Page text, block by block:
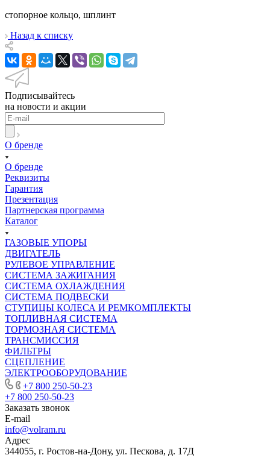
стопорное кольцо, шплинт
Назад к списку
Подписывайтесь
на новости и акции
О бренде
О бренде
Реквизиты
Гарантия
Презентация
Партнерская программа
Каталог
ГАЗОВЫЕ УПОРЫ
ДВИГАТЕЛЬ
РУЛЕВОЕ УПРАВЛЕНИЕ
СИСТЕМА ЗАЖИГАНИЯ
СИСТЕМА ОХЛАЖДЕНИЯ
СИСТЕМА ПОДВЕСКИ
СТУПИЦЫ КОЛЕСА И РЕМКОМПЛЕКТЫ
ТОПЛИВНАЯ СИСТЕМА
ТОРМОЗНАЯ СИСТЕМА
ТРАНСМИССИЯ
ФИЛЬТРЫ
СЦЕПЛЕНИЕ
ЭЛЕКТРООБОРУДОВАНИЕ
+7 800 250-50-23
+7 800 250-50-23
Заказать звонок
E-mail
info@volram.ru
Адрес
344055, г. Ростов-на-Дону, ул. Пескова, д. 17Д